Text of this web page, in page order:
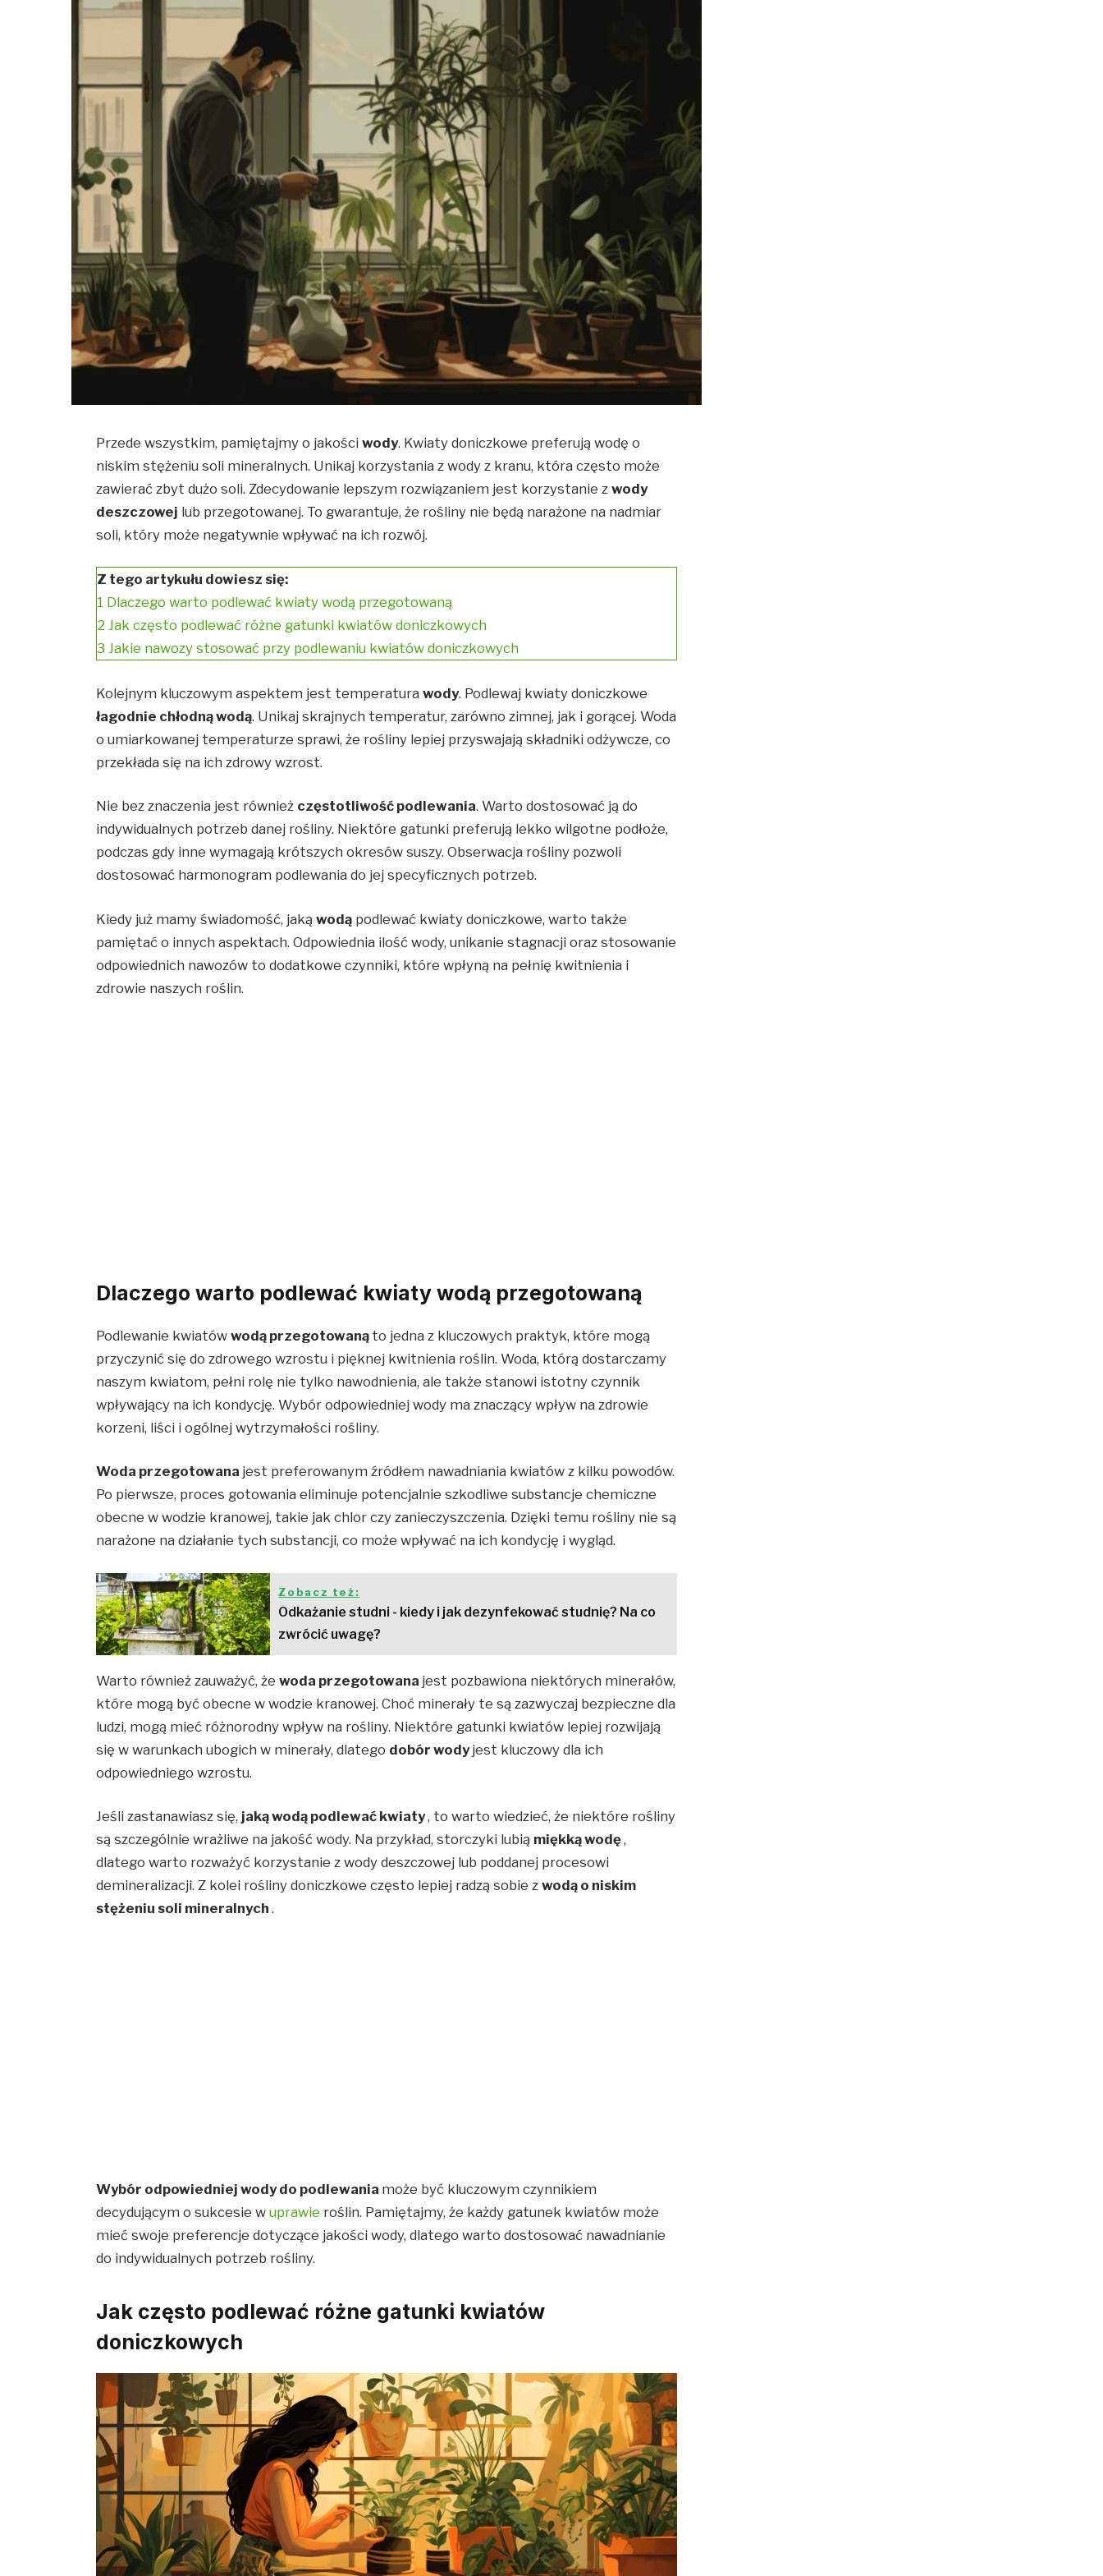
Przede wszystkim, pamiętajmy o jakościwody. Kwiaty doniczkowe preferują wodę o
niskim stężeniu soli mineralnych. Unikaj korzystania z wody z kranu, która często może
zawierać zbyt dużo soli. Zdecydowanie lepszym rozwiązaniem jest korzystanie zwody
deszczowej lub przegotowanej. To gwarantuje, że rośliny nie będą narażone na nadmiar
soli, który może negatywnie wpływać na ich rozwój.
Z tego artykułu dowiesz się:
1 Dlaczego warto podlewać kwiaty wodą przegotowaną
2 Jak często podlewać różne gatunki kwiatów doniczkowych
3 Jakie nawozy stosować przy podlewaniu kwiatów doniczkowych
Kolejnym kluczowym aspektem jest temperaturawody. Podlewaj kwiaty doniczkowe
łagodnie chłodną wodą. Unikaj skrajnych temperatur, zarówno zimnej, jak i gorącej. Woda
o umiarkowanej temperaturze sprawi, że rośliny lepiej przyswajają składniki odżywcze, co
przekłada się na ich zdrowy wzrost.
Nie bez znaczenia jest również częstotliwość podlewania. Warto dostosować ją do
indywidualnych potrzeb danej rośliny. Niektóre gatunki preferują lekko wilgotne podłoże,
podczas gdy inne wymagają krótszych okresów suszy. Obserwacja rośliny pozwoli
dostosować harmonogram podlewania do jej specyficznych potrzeb.
Kiedy już mamy świadomość, jakąwodą podlewać kwiaty doniczkowe, warto także
pamiętać o innych aspektach. Odpowiednia ilość wody, unikanie stagnacji oraz stosowanie
odpowiednich nawozów to dodatkowe czynniki, które wpłyną na pełnię kwitnienia i
zdrowie naszych roślin.
Dlaczego warto podlewać kwiaty wodą przegotowaną
Podlewanie kwiatówwodą przegotowaną to jedna z kluczowych praktyk, które mogą
przyczynić się do zdrowego wzrostu i pięknej kwitnienia roślin. Woda, którą dostarczamy
naszym kwiatom, pełni rolę nie tylko nawodnienia, ale także stanowi istotny czynnik
wpływający na ich kondycję. Wybór odpowiedniej wody ma znaczący wpływ na zdrowie
korzeni, liści i ogólnej wytrzymałości rośliny.
Woda przegotowana jest preferowanym źródłem nawadniania kwiatów z kilku powodów.
Po pierwsze, proces gotowania eliminuje potencjalnie szkodliwe substancje chemiczne
obecne w wodzie kranowej, takie jak chlor czy zanieczyszczenia. Dzięki temu rośliny nie są
narażone na działanie tych substancji, co może wpływać na ich kondycję i wygląd.
Zobacz też:
Odkażanie studni - kiedy i jak dezynfekować studnię? Na co
zwrócić uwagę?
Warto również zauważyć, żewoda przegotowana jest pozbawiona niektórych minerałów,
które mogą być obecne w wodzie kranowej. Choć minerały te są zazwyczaj bezpieczne dla
ludzi, mogą mieć różnorodny wpływ na rośliny. Niektóre gatunki kwiatów lepiej rozwijają
się w warunkach ubogich w minerały, dlatego dobór wodyjest kluczowy dla ich
odpowiedniego wzrostu.
Jeśli zastanawiasz się, jaką wodą podlewać kwiaty, to warto wiedzieć, że niektóre rośliny
są szczególnie wrażliwe na jakość wody. Na przykład, storczyki lubią miękką wodę,
dlatego warto rozważyć korzystanie z wody deszczowej lub poddanej procesowi
demineralizacji. Z kolei rośliny doniczkowe często lepiej radzą sobie zwodą o niskim
stężeniu soli mineralnych.
Wybór odpowiedniej wody do podlewania może być kluczowym czynnikiem
decydującym o sukcesie wuprawie roślin. Pamiętajmy, że każdy gatunek kwiatów może
mieć swoje preferencje dotyczące jakości wody, dlatego warto dostosować nawadnianie
do indywidualnych potrzeb rośliny.
Jak często podlewać różne gatunki kwiatów
doniczkowych